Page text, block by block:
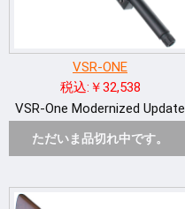
VSR-ONE
税込:￥32,538
VSR-One Modernized Update
ただいま品切れ中です。